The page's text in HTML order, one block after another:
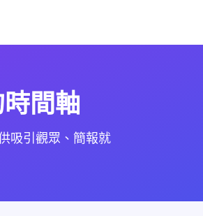
間軸
吸引觀眾、簡報就